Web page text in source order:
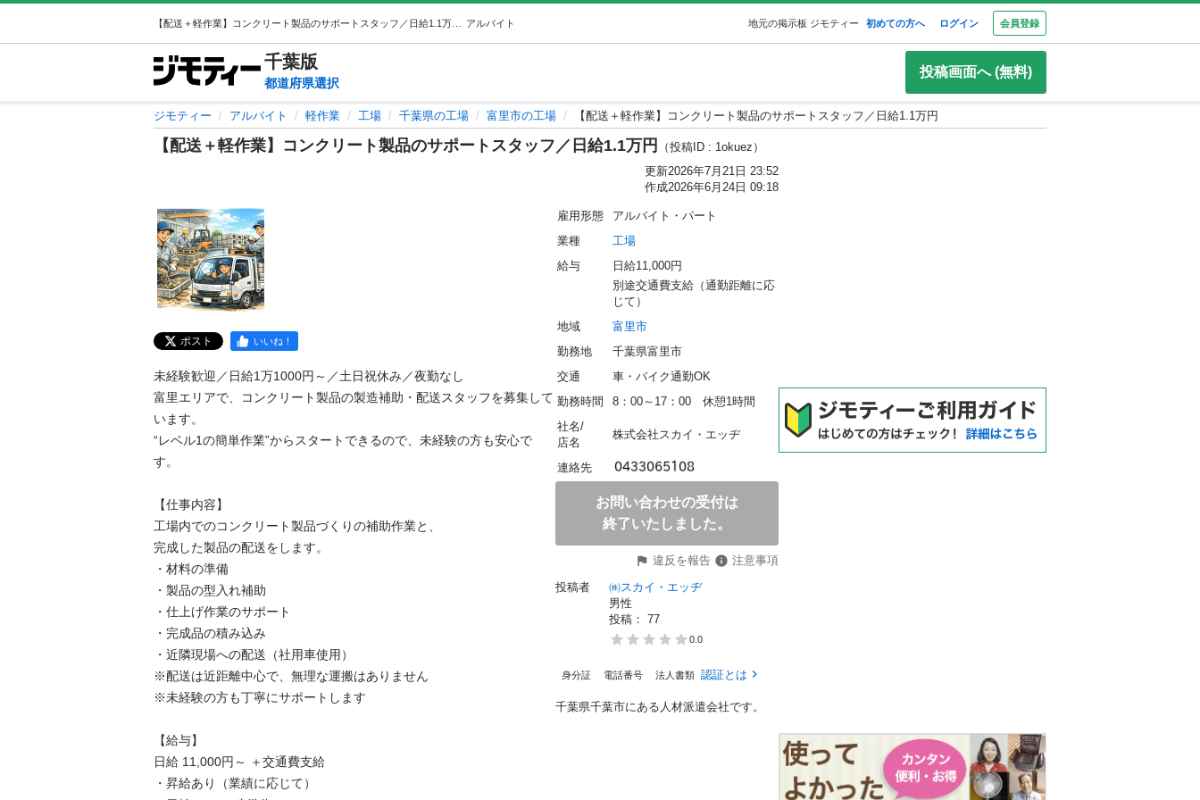
アルバイト 地元の掲示板 ジモティー 初めての方へ ログイン 会員登録
千葉版
都道府県選択
投稿画面へ (無料)
ジモティー アルバイト 軽作業 工場 千葉県の工場 富里市の工場 【配送＋軽作業】コンクリート製品のサポートスタッフ／日給1.1万円
【配送＋軽作業】コンクリート製品のサポートスタッフ／日給1.1万円
（投稿ID : 1okuez）
更新2026年7月21日 23:52
作成2026年6月24日 09:18
ポスト いいね！
未経験歓迎／日給1万1000円～／土日祝休み／夜勤なし
富里エリアで、コンクリート製品の製造補助・配送スタッフを募集して
います。
“レベル1の簡単作業”からスタートできるので、未経験の方も安心で
す。
【仕事内容】
工場内でのコンクリート製品づくりの補助作業と、
完成した製品の配送をします。
・材料の準備
・製品の型入れ補助
・仕上げ作業のサポート
・完成品の積み込み
・近隣現場への配送（社用車使用）
※配送は近距離中心で、無理な運搬はありません
※未経験の方も丁寧にサポートします
【給与】
日給 11,000円～ ＋交通費支給
・昇給あり（業績に応じて）
雇用形態
アルバイト・パート
業種
工場
給与
日給11,000円
別途交通費支給（通勤距離に応
じて）
地域
富里市
勤務地
千葉県富里市
交通
車・バイク通勤OK
勤務時間
8：00～17：00　休憩1時間
社名/
店名
株式会社スカイ・エッヂ
連絡先
お問い合わせの受付は
終了いたしました。
違反を報告
注意事項
投稿者
㈱スカイ・エッヂ
男性
投稿： 77
0.0
身分証 電話番号 法人書類 認証とは
千葉県千葉市にある人材派遣会社です。